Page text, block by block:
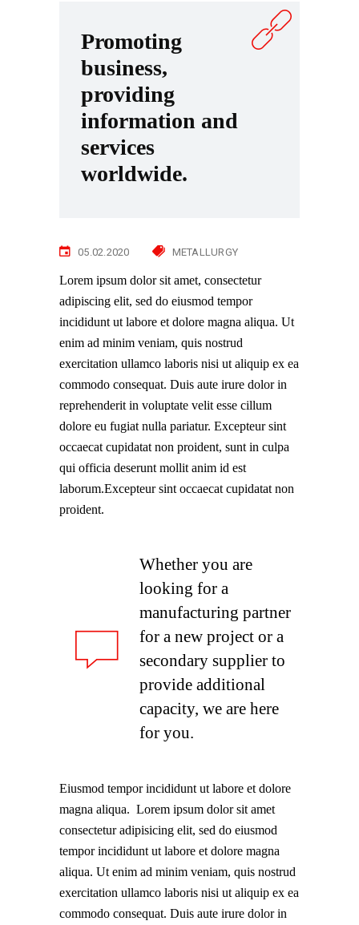
Promoting
business,
providing
information and
services
worldwide.
05.02.2020 METALLURGY
Lorem ipsum dolor sit amet, consectetur
adipiscing elit, sed do eiusmod tempor
incididunt ut labore et dolore magna aliqua. Ut
enim ad minim veniam, quis nostrud
exercitation ullamco laboris nisi ut aliquip ex ea
commodo consequat. Duis aute irure dolor in
reprehenderit in voluptate velit esse cillum
dolore eu fugiat nulla pariatur. Excepteur sint
occaecat cupidatat non proident, sunt in culpa
qui officia deserunt mollit anim id est
laborum.Excepteur sint occaecat cupidatat non
proident.
Whether you are
looking for a
manufacturing partner
for a new project or a
secondary supplier to
provide additional
capacity, we are here
for you.
Eiusmod tempor incididunt ut labore et dolore
magna aliqua. Lorem ipsum dolor sit amet
consectetur adipisicing elit, sed do eiusmod
tempor incididunt ut labore et dolore magna
aliqua. Ut enim ad minim veniam, quis nostrud
exercitation ullamco laboris nisi ut aliquip ex ea
commodo consequat. Duis aute irure dolor in